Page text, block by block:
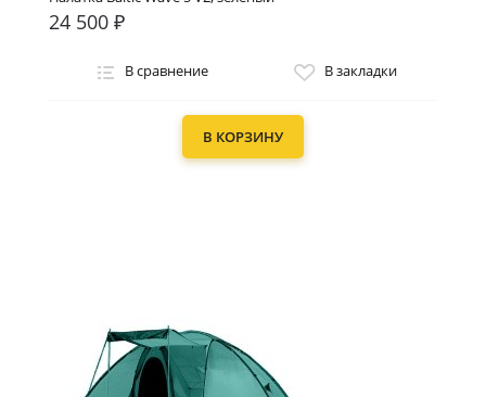
24 500 ₽
В сравнение В закладки
В КОРЗИНУ